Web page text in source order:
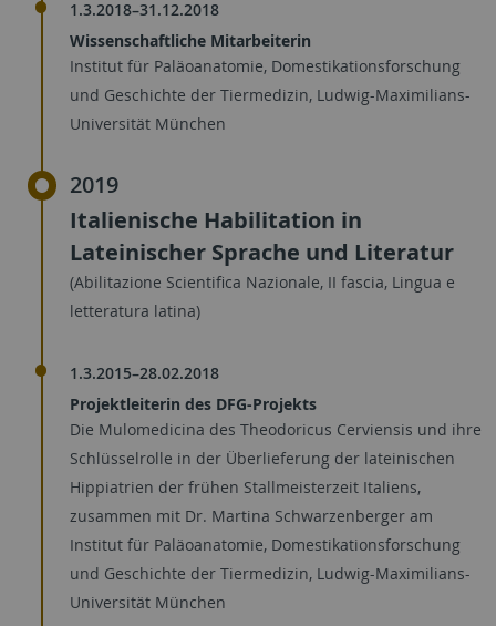
1.3.2018–31.12.2018
Wissenschaftliche Mitarbeiterin
Institut für Paläoanatomie, Domestikationsforschung
und Geschichte der Tiermedizin, Ludwig-Maximilians-
Universität München
2019
Italienische Habilitation in
Lateinischer Sprache und Literatur
(Abilitazione Scientifica Nazionale, II fascia, Lingua e
letteratura latina)
1.3.2015–28.02.2018
Projektleiterin des DFG-Projekts
Die Mulomedicina des Theodoricus Cerviensis und ihre
Schlüsselrolle in der Überlieferung der lateinischen
Hippiatrien der frühen Stallmeisterzeit Italiens,
zusammen mit Dr. Martina Schwarzenberger am
Institut für Paläoanatomie, Domestikationsforschung
und Geschichte der Tiermedizin, Ludwig-Maximilians-
Universität München